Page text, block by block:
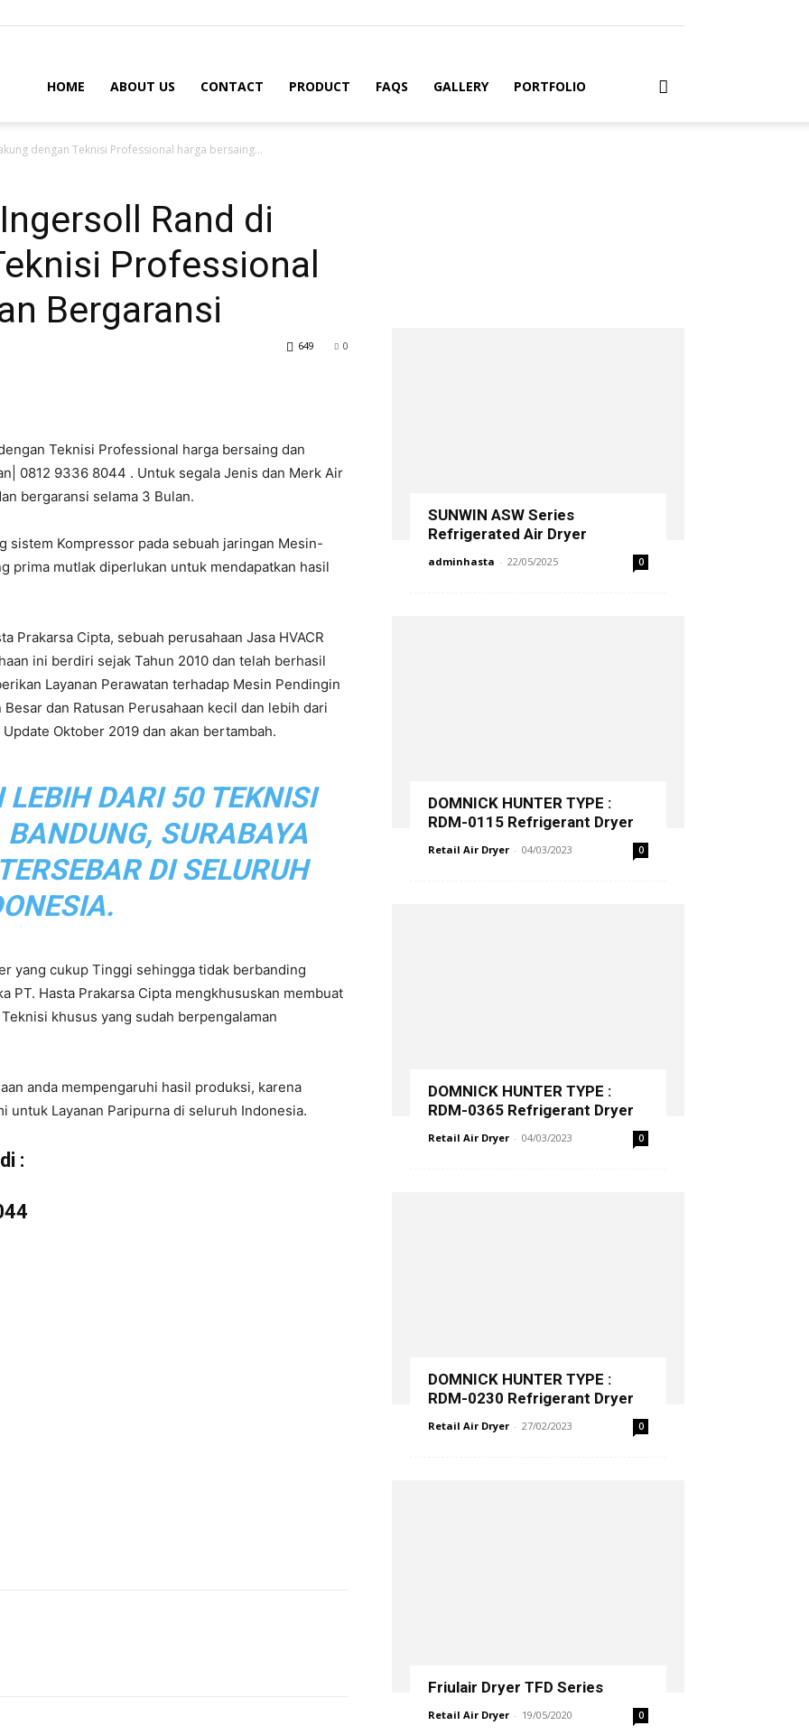
HOME ABOUT US CONTACT PRODUCT FAQS GALLERY PORTFOLIO
dengan Teknisi Professional harga bersaing...
Rand di
Professional
Bergaransi
0
649
Teknisi Professional harga bersaing dan
0812 9336 8044 . Untuk segala Jenis dan Merk Air
bergaransi selama 3 Bulan.
sistem Kompressor pada sebuah jaringan Mesin-
prima mutlak diperlukan untuk mendapatkan hasil
Prakarsa Cipta, sebuah perusahaan Jasa HVACR
ini berdiri sejak Tahun 2010 dan telah berhasil
Layanan Perawatan terhadap Mesin Pendingin
dan Ratusan Perusahaan kecil dan lebih dari
Oktober 2019 dan akan bertambah.
DARI 50 TEKNISI
SURABAYA
DI SELURUH
yang cukup Tinggi sehingga tidak berbanding
PT. Hasta Prakarsa Cipta mengkhususkan membuat
khusus yang sudah berpengalaman
anda mempengaruhi hasil produksi, karena
untuk Layanan Paripurna di seluruh Indonesia.
:
SUNWIN ASW Series
Refrigerated Air Dryer
adminhasta - 22/05/2025 0
DOMNICK HUNTER TYPE :
RDM-0115 Refrigerant Dryer
Retail Air Dryer - 04/03/2023 0
DOMNICK HUNTER TYPE :
RDM-0365 Refrigerant Dryer
Retail Air Dryer - 04/03/2023 0
DOMNICK HUNTER TYPE :
RDM-0230 Refrigerant Dryer
Retail Air Dryer - 27/02/2023 0
Friulair Dryer TFD Series
Retail Air Dryer - 19/05/2020 0